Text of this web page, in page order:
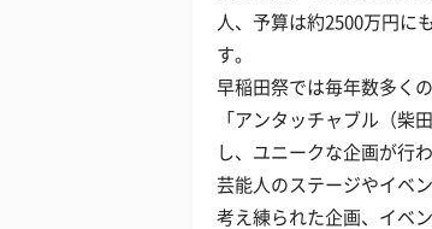
人、予算は約2500万円に
す。
早稲田祭では毎年数多く
「アンタッチャブル（柴
し、ユニークな企画が行
芸能人のステージやイベ
考え練られた企画、イベ